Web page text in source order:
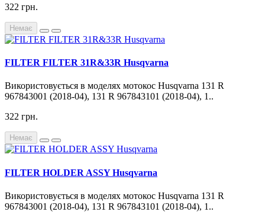
322 грн.
Немає
FILTER FILTER 31R&33R Husqvarna
Використовується в моделях мотокос Husqvarna 131 R
967843001 (2018-04), 131 R 967843101 (2018-04), 1..
322 грн.
Немає
FILTER HOLDER ASSY Husqvarna
Використовується в моделях мотокос Husqvarna 131 R
967843001 (2018-04), 131 R 967843101 (2018-04), 1..